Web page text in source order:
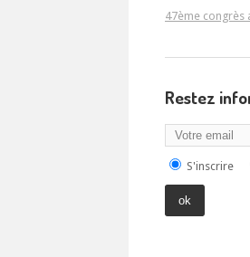
47ème congrès
Restez
S'inscrire